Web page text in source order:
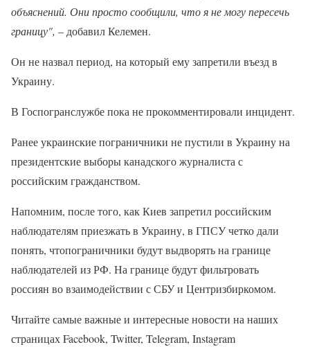
объяснений. Они просто сообщили, что я не могу пересечь
границу", – добавил Келемен.
Он не назвал период, на который ему запретили въезд в
Украину.
В Госпогранслужбе пока не прокомментировали инцидент.
Ранее украинские пограничники не пустили в Украину на
президентские выборы канадского журналиста с
российским гражданством.
Напомним, после того, как Киев запретил российским
наблюдателям приезжать в Украину, в ГПСУ четко дали
понять, чтопограничники будут выдворять на границе
наблюдателей из РФ. На границе будут фильтровать
россиян во взаимодействии с СБУ и Центризбиркомом.
Читайте самые важные и интересные новости на наших
страницах Facebook, Twitter, Telegram, Instagram